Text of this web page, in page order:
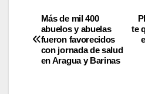
te
Más de mil 400
abuelos y abuelas
fueron favorecidos
con jornada de salud
en Aragua y Barinas